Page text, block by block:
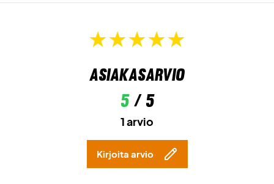
Asiakasarvio
5/ 5
1 arvio
Kirjoita arvio